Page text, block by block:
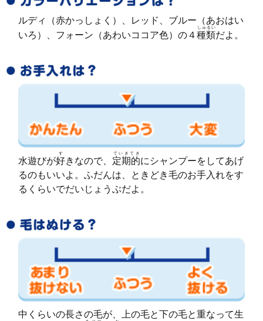
ルディ（赤かっしょく）、レッド、ブルー（あおはい
いろ）、フォーン（あわいココア色）の４種類
しゅるい
だよ。
水遊びが好
す
きなので、 定期的
ていきてき
にシャンプーをしてあげ
るのもいいよ。ふだんは、ときどき毛のお手入れをす
るくらいでだいじょうぶだよ。
中くらいの長さの毛が、上の毛と下の毛と重なって生